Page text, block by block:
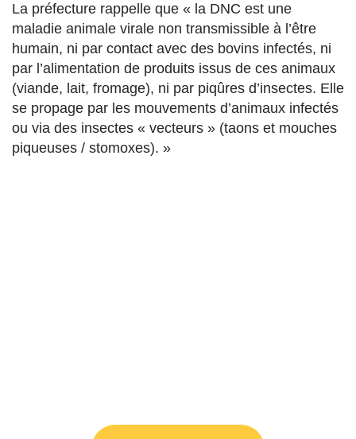
La préfecture rappelle que « la DNC est une
maladie animale virale non transmissible à l’être
humain, ni par contact avec des bovins infectés, ni
par l’alimentation de produits issus de ces animaux
(viande, lait, fromage), ni par piqûres d’insectes. Elle
se propage par les mouvements d’animaux infectés
ou via des insectes « vecteurs » (taons et mouches
piqueuses / stomoxes). »